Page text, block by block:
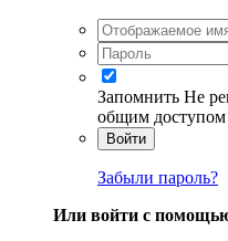
Запомнить Не
общим доступом
Войти
Забыли пароль?
Или войти с помощью